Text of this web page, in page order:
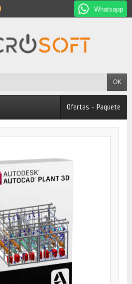
Whatsapp
OK
Ofertas - Paquete